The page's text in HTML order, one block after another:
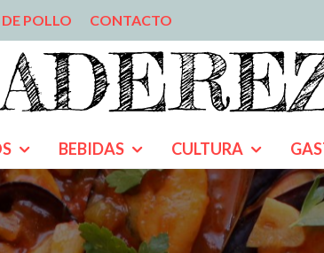
DE POLLO CONTACTO
BEBIDAS CULTURA